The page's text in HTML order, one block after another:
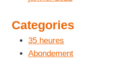
Categories
35 heures
Abondement